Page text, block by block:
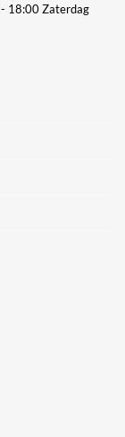
18:00Zaterdag